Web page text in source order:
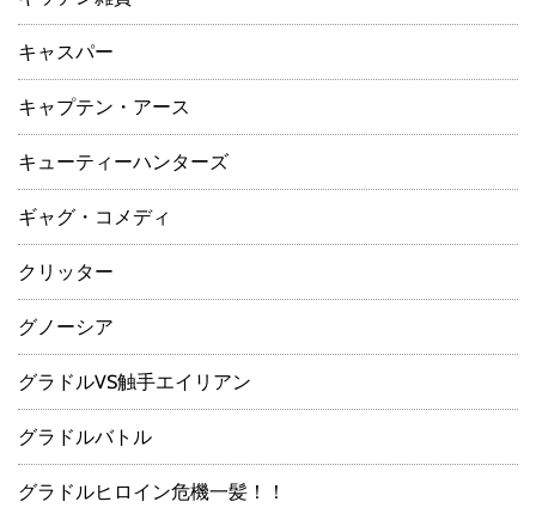
キャスパー
キャプテン・アース
キューティーハンターズ
ギャグ・コメディ
クリッター
グノーシア
グラドルVS触手エイリアン
グラドルバトル
グラドルヒロイン危機一髪！！